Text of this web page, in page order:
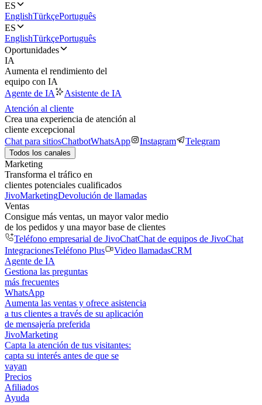
ES
EnglishTürkçePortuguês
ES
EnglishTürkçePortuguês
Oportunidades
IA
Aumenta el rendimiento del
equipo con IA
Agente de IA
Asistente de IA
Atención al cliente
Crea una experiencia de atención al
cliente excepcional
Chat para sitiosChatbotWhatsApp Instagram Telegram
Todos los canales
Marketing
Transforma el tráfico en
clientes potenciales cualificados
JivoMarketingDevolución de llamadas
Ventas
Consigue más ventas, un mayor valor medio
de los pedidos y una mayor base de clientes
Teléfono empresarial de JivoChatChat de equipos de JivoChat
IntegracionesTeléfono Plus Video llamadasCRM
Agente de IA
Gestiona las preguntas
más frecuentes
WhatsApp
Aumenta las ventas y ofrece asistencia
a tus clientes a través de su aplicación
de mensajería preferida
JivoMarketing
Capta la atención de tus visitantes:
capta su interés antes de que se
vayan
Precios
Afiliados
Ayuda